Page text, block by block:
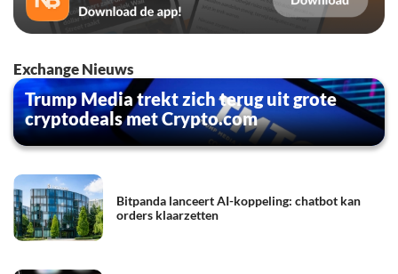
Exchange Nieuws
Trump Media trekt zich terug uit grote
cryptodeals met Crypto.com
Bitpanda lanceert AI-koppeling: chatbot kan
orders klaarzetten